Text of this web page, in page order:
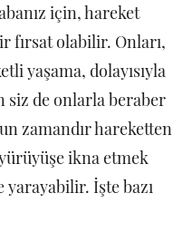
için, hareket
fırsat olabilir. Onları,
yaşama, dolayısıyla
siz de onlarla beraber
zamandır hareketten
ikna etmek
İşte bazı